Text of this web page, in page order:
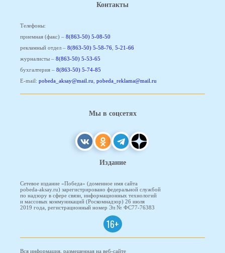
Контакты
Телефоны:
приемная (факс) – 8(863-50) 5-08-50
рекламный отдел – 8(863-50) 5-58-76, 5-21-66
журналисты – 8(863-50) 5-53-65
бухгалтерия – 8(863-50) 5-74-85
E-mail: pobeda_aksay@mail.ru, pobeda_reklama@mail.ru
Мы в соцсетях
Издание
Сетевое издание «Победа» (доменное имя сайта
pobeda-aksay.ru) зарегистрировано федеральной службой
по надзору в сфере связи, информационных технологий
и массовых коммуникаций (Роскомнадзор) 26 июля
2019 года, регистрационный номер Эл № ФС77-76383
16+
Вся информация, размещенная на веб-сайте